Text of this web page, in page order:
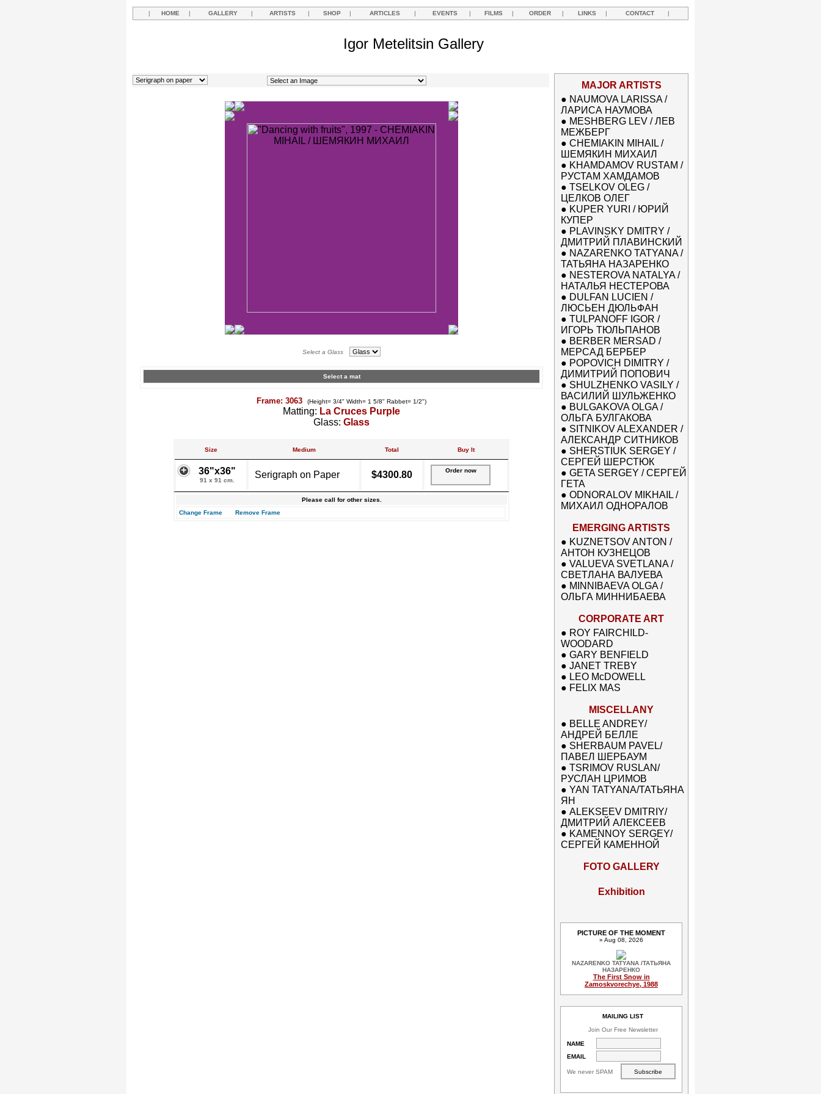
| HOME | GALLERY | ARTISTS | SHOP | ARTICLES | EVENTS | FILMS | ORDER | LINKS | CONTACT |
Igor Metelitsin Gallery
Select a Glass
Select a mat
Frame: 3063 (Height= 3/4" Width= 1 5/8" Rabbet= 1/2")
Matting: La Cruces Purple
Glass: Glass
Size Medium Total Buy It
36"x36"
91 x 91 cm.
Serigraph on Paper $4300.80 Order now
Please call for other sizes.
Change Frame
Remove Frame
MAJOR ARTISTS
● NAUMOVA LARISSA /
ЛАРИСА НАУМОВА
● MESHBERG LEV / ЛЕВ
МЕЖБЕРГ
● CHEMIAKIN MIHAIL /
ШЕМЯКИН МИХАИЛ
● KHAMDAMOV RUSTAM /
РУСТАМ ХАМДАМОВ
● TSELKOV OLEG /
ЦЕЛКОВ ОЛЕГ
● KUPER YURI / ЮРИЙ
КУПЕР
● PLAVINSKY DMITRY /
ДМИТРИЙ ПЛАВИНСКИЙ
● NAZARENKO TATYANA /
ТАТЬЯНА НАЗАРЕНКО
● NESTEROVA NATALYA /
НАТАЛЬЯ НЕСТЕРОВА
● DULFAN LUCIEN /
ЛЮСЬЕН ДЮЛЬФАН
● TULPANOFF IGOR /
ИГОРЬ ТЮЛЬПАНОВ
● BERBER MERSAD /
МЕРСАД БЕРБЕР
● POPOVICH DIMITRY /
ДИМИТРИЙ ПОПОВИЧ
● SHULZHENKO VASILY /
ВАСИЛИЙ ШУЛЬЖЕНКО
● BULGAKOVA OLGA /
ОЛЬГА БУЛГАКОВА
● SITNIKOV ALEXANDER /
АЛЕКСАНДР СИТНИКОВ
● SHERSTIUK SERGEY /
СЕРГЕЙ ШЕРСТЮК
● GETA SERGEY / СЕРГЕЙ
ГЕТА
● ODNORALOV MIKHAIL /
МИХАИЛ ОДНОРАЛОВ
EMERGING ARTISTS
● KUZNETSOV ANTON /
АНТОН КУЗНЕЦОВ
● VALUEVA SVETLANA /
СВЕТЛАНА ВАЛУЕВА
● MINNIBAEVA OLGA /
ОЛЬГА МИННИБАЕВА
CORPORATE ART
● ROY FAIRCHILD-
WOODARD
● GARY BENFIELD
● JANET TREBY
● LEO McDOWELL
● FELIX MAS
MISCELLANY
● BELLE ANDREY/
АНДРЕЙ БЕЛЛЕ
● SHERBAUM PAVEL/
ПАВЕЛ ШЕРБАУМ
● TSRIMOV RUSLAN/
РУСЛАН ЦРИМОВ
● YAN TATYANA/ТАТЬЯНА
ЯН
● ALEKSEEV DMITRIY/
ДМИТРИЙ АЛЕКСЕЕВ
● KAMENNOY SERGEY/
СЕРГЕЙ КАМЕННОЙ
FOTO GALLERY
Exhibition
PICTURE OF THE MOMENT
» Aug 08, 2026
NAZARENKO TATYANA /ТАТЬЯНА
НАЗАРЕНКО
The First Snow in
Zamoskvorechye, 1988
MAILING LIST
Join Our Free Newsletter
NAME
EMAIL
We never SPAM